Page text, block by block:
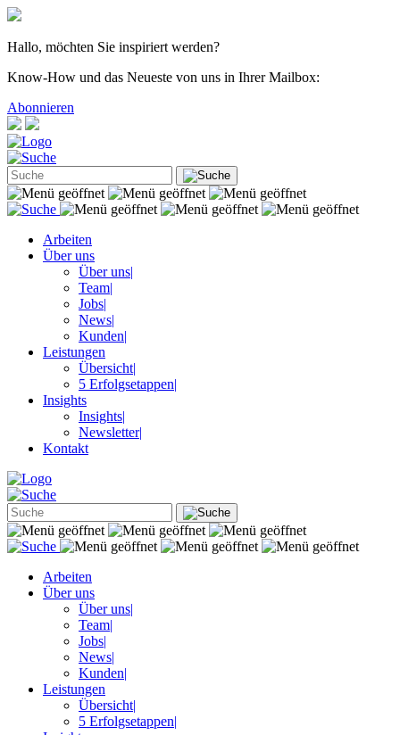
Hallo, möchten Sie inspiriert werden?
Know-How und das Neueste von uns in Ihrer Mailbox:
Abonnieren
Arbeiten
Über uns
Über uns|
Team|
Jobs|
News|
Kunden|
Leistungen
Übersicht|
5 Erfolgsetappen|
Insights
Insights|
Newsletter|
Kontakt
Arbeiten
Über uns
Über uns|
Team|
Jobs|
News|
Kunden|
Leistungen
Übersicht|
5 Erfolgsetappen|